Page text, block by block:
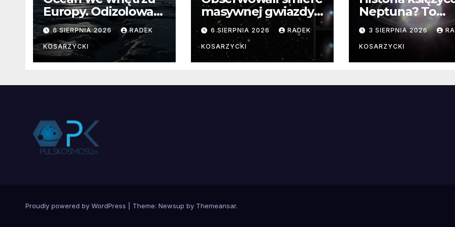
Europy. Odizolowani
przez lodową
barierę
6 SIERPNIA 2026 RADEK
KOSARZYCKI
masywnej gwiazdy
od samego
początku.
Niezwykle cenne
dane
6 SIERPNIA 2026 RADEK
KOSARZYCKI
Neptuna? To
skomplikowane
3 SIERPNIA 2026
KOSARZYCKI
Proudly powered by WordPress Theme: Newsup by Themeansar.